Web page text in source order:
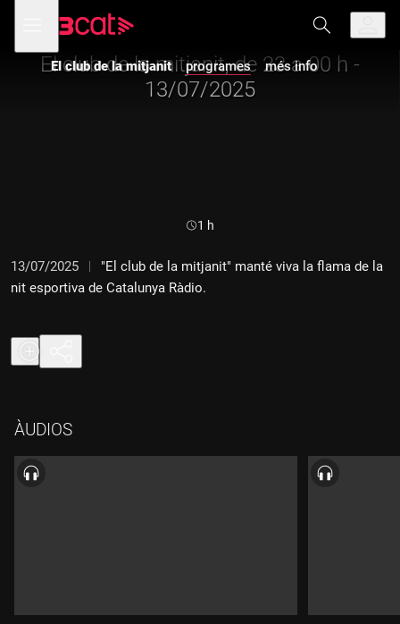
navegació
principal
menú
de
El club de la mitjanit programes més info
El club de la mitjanit
El club de la mitjanit, de 23 a 00 h -
13/07/2025
Durada:
1 h
13/07/2025
"El club de la mitjanit" manté viva la flama de la
nit esportiva de Catalunya Ràdio.
ÀUDIOS